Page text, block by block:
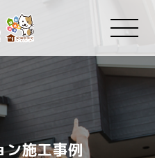
ン施工事例